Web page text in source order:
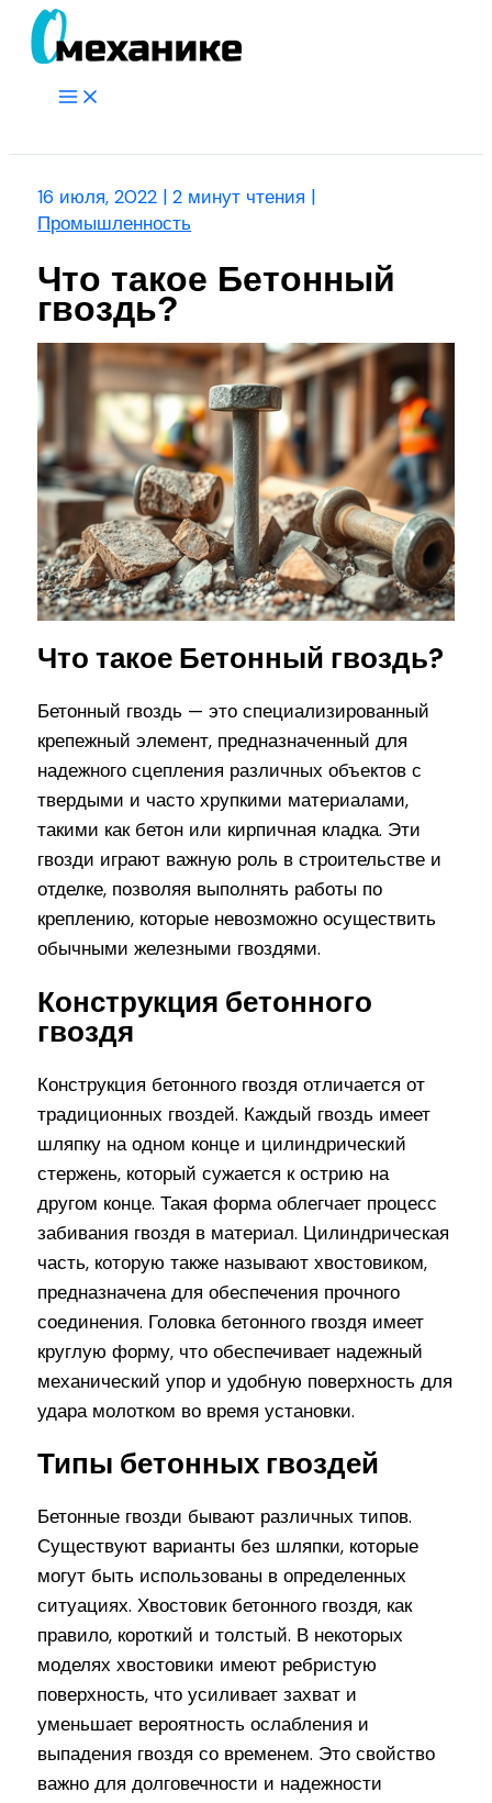
Перейти
Main
16 июля, 2022 |2 минут чтения |
Промышленность
Что такое Бетонный
гвоздь?
Что такое Бетонный гвоздь?
Бетонный гвоздь — это специализированный
крепежный элемент, предназначенный для
надежного сцепления различных объектов с
твердыми и часто хрупкими материалами,
такими как бетон или кирпичная кладка. Эти
гвозди играют важную роль в строительстве и
отделке, позволяя выполнять работы по
креплению, которые невозможно осуществить
обычными железными гвоздями.
Конструкция бетонного
гвоздя
Конструкция бетонного гвоздя отличается от
традиционных гвоздей. Каждый гвоздь имеет
шляпку на одном конце и цилиндрический
стержень, который сужается к острию на
другом конце. Такая форма облегчает процесс
забивания гвоздя в материал. Цилиндрическая
часть, которую также называют хвостовиком,
предназначена для обеспечения прочного
соединения. Головка бетонного гвоздя имеет
круглую форму, что обеспечивает надежный
механический упор и удобную поверхность для
удара молотком во время установки.
Типы бетонных гвоздей
Бетонные гвозди бывают различных типов.
Существуют варианты без шляпки, которые
могут быть использованы в определенных
ситуациях. Хвостовик бетонного гвоздя, как
правило, короткий и толстый. В некоторых
моделях хвостовики имеют ребристую
поверхность, что усиливает захват и
уменьшает вероятность ослабления и
выпадения гвоздя со временем. Это свойство
важно для долговечности и надежности